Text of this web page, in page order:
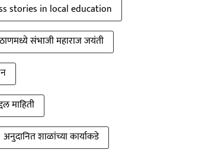
stories in local education
संभाजी महाराज जयंती
माहिती
अनुदानित शाळांच्या कार्याकडे